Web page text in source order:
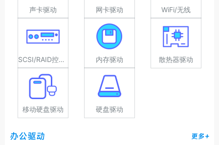
声卡驱动 网卡驱动 WiFi/无线
SCSI/RAID控制器驱动 内存驱动 散热器驱动
移动硬盘驱动 硬盘驱动
办公驱动 更多+